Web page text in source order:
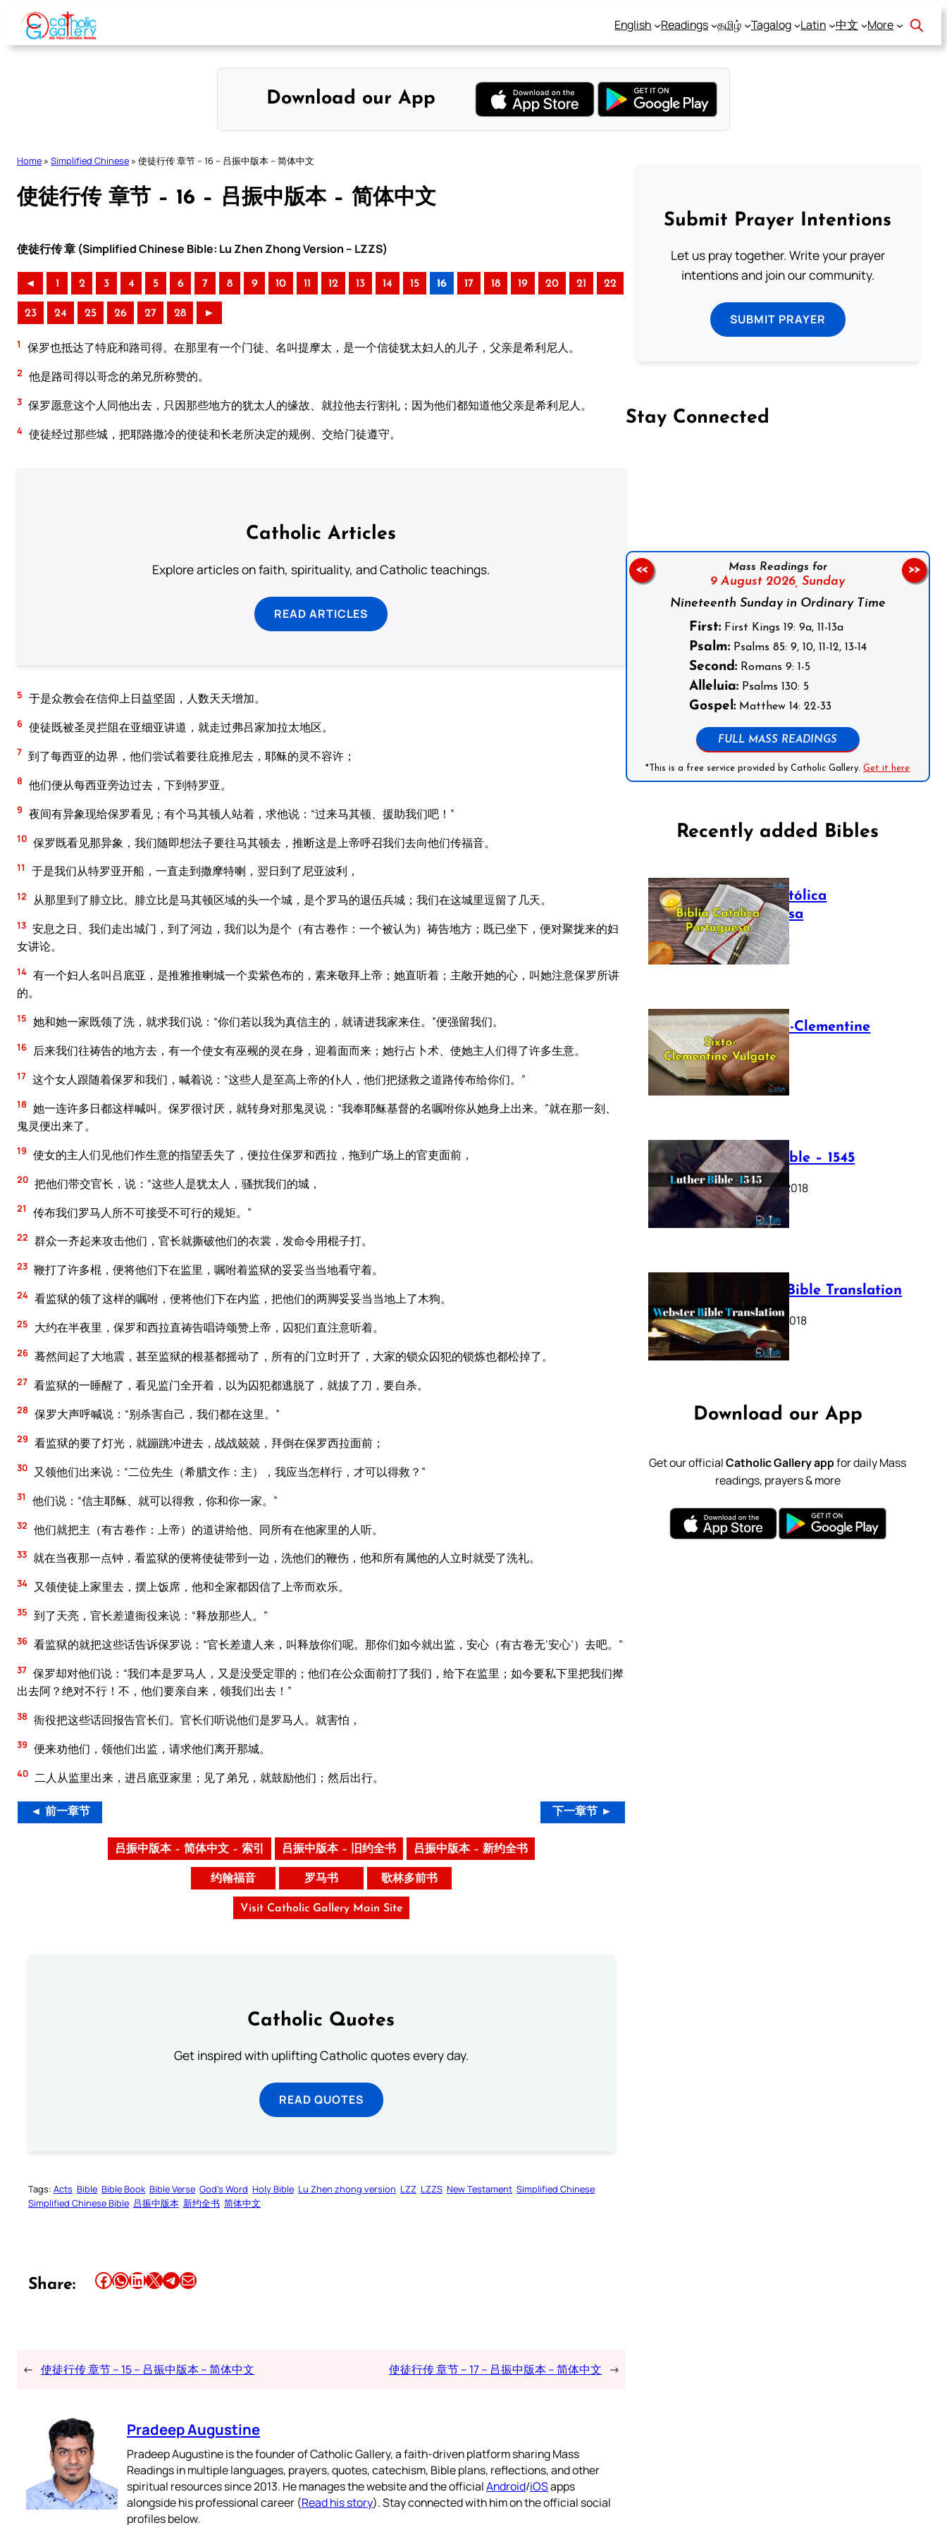
Skip
content
English Readings தமிழ் Tagalog Latin 中文 More
Download our App
Home » Simplified Chinese » 使徒行传 章节 – 16 – 吕振中版本 – 简体中文
使徒行传 章节 – 16 – 吕振中版本 – 简体中文
使徒行传 章 (Simplified Chinese Bible: Lu Zhen Zhong Version – LZZS)
◄ 1 2 3 4 5 6 7 8 9 10 11 12 13 14 15 16 17 18 19 20 21 22
23 24 25 26 27 28 ►
1 保罗也抵达了特庇和路司得。在那里有一个门徒、名叫提摩太，是一个信徒犹太妇人的儿子，父亲是希利尼人。
2 他是路司得以哥念的弟兄所称赞的。
3 保罗愿意这个人同他出去，只因那些地方的犹太人的缘故、就拉他去行割礼；因为他们都知道他父亲是希利尼人。
4 使徒经过那些城，把耶路撒冷的使徒和长老所决定的规例、交给门徒遵守。
Catholic Articles
Explore articles on faith, spirituality, and Catholic teachings.
READ ARTICLES
5 于是众教会在信仰上日益坚固，人数天天增加。
6 使徒既被圣灵拦阻在亚细亚讲道，就走过弗吕家加拉太地区。
7 到了每西亚的边界，他们尝试着要往庇推尼去，耶稣的灵不容许；
8 他们便从每西亚旁边过去，下到特罗亚。
9 夜间有异象现给保罗看见；有个马其顿人站着，求他说：“过来马其顿、援助我们吧！”
10 保罗既看见那异象，我们随即想法子要往马其顿去，推断这是上帝呼召我们去向他们传福音。
11 于是我们从特罗亚开船，一直走到撒摩特喇，翌日到了尼亚波利，
12 从那里到了腓立比。腓立比是马其顿区域的头一个城，是个罗马的退伍兵城；我们在这城里逗留了几天。
13 安息之日、我们走出城门，到了河边，我们以为是个（有古卷作：一个被认为）祷告地方；既已坐下，便对聚拢来的妇
女讲论。
14 有一个妇人名叫吕底亚，是推雅推喇城一个卖紫色布的，素来敬拜上帝；她直听着；主敞开她的心，叫她注意保罗所讲
的。
15 她和她一家既领了洗，就求我们说：“你们若以我为真信主的，就请进我家来住。”便强留我们。
16 后来我们往祷告的地方去，有一个使女有巫觋的灵在身，迎着面而来；她行占卜术、使她主人们得了许多生意。
17 这个女人跟随着保罗和我们，喊着说：“这些人是至高上帝的仆人，他们把拯救之道路传布给你们。”
18 她一连许多日都这样喊叫。保罗很讨厌，就转身对那鬼灵说：“我奉耶稣基督的名嘱咐你从她身上出来。”就在那一刻、
鬼灵便出来了。
19 使女的主人们见他们作生意的指望丢失了，便拉住保罗和西拉，拖到广场上的官吏面前，
20 把他们带交官长，说：“这些人是犹太人，骚扰我们的城，
21 传布我们罗马人所不可接受不可行的规矩。”
22 群众一齐起来攻击他们，官长就撕破他们的衣裳，发命令用棍子打。
23 鞭打了许多棍，便将他们下在监里，嘱咐着监狱的妥妥当当地看守着。
24 看监狱的领了这样的嘱咐，便将他们下在内监，把他们的两脚妥妥当当地上了木狗。
25 大约在半夜里，保罗和西拉直祷告唱诗颂赞上帝，囚犯们直注意听着。
26 蓦然间起了大地震，甚至监狱的根基都摇动了，所有的门立时开了，大家的锁众囚犯的锁炼也都松掉了。
27 看监狱的一睡醒了，看见监门全开着，以为囚犯都逃脱了，就拔了刀，要自杀。
28 保罗大声呼喊说：“别杀害自己，我们都在这里。”
29 看监狱的要了灯光，就蹦跳冲进去，战战兢兢，拜倒在保罗西拉面前；
30 又领他们出来说：“二位先生（希腊文作：主），我应当怎样行，才可以得救？”
31 他们说：“信主耶稣、就可以得救，你和你一家。”
32 他们就把主（有古卷作：上帝）的道讲给他、同所有在他家里的人听。
33 就在当夜那一点钟，看监狱的便将使徒带到一边，洗他们的鞭伤，他和所有属他的人立时就受了洗礼。
34 又领使徒上家里去，摆上饭席，他和全家都因信了上帝而欢乐。
35 到了天亮，官长差遣衙役来说：“释放那些人。”
36 看监狱的就把这些话告诉保罗说：“官长差遣人来，叫释放你们呢。那你们如今就出监，安心（有古卷无‘安心’）去吧。”
37 保罗却对他们说：“我们本是罗马人，又是没受定罪的；他们在公众面前打了我们，给下在监里；如今要私下里把我们撵
出去阿？绝对不行！不，他们要亲自来，领我们出去！”
38 衙役把这些话回报告官长们。官长们听说他们是罗马人。就害怕，
39 便来劝他们，领他们出监，请求他们离开那城。
40 二人从监里出来，进吕底亚家里；见了弟兄，就鼓励他们；然后出行。
◄ 前一章节 下一章节 ►
吕振中版本 – 简体中文 – 索引 吕振中版本 – 旧约全书 吕振中版本 – 新约全书
约翰福音 罗马书 歌林多前书
Visit Catholic Gallery Main Site
Catholic Quotes
Get inspired with uplifting Catholic quotes every day.
READ QUOTES
Tags: Acts Bible Bible Book Bible Verse God’s Word Holy Bible Lu Zhen zhong version LZZ LZZS New Testament Simplified Chinese
Simplified Chinese Bible 吕振中版本 新约全书 简体中文
Share: Share this article on Facebook Share this article on WhatsApp Share this article on LinkedIn Share this article on X Share this article on TelegramEmail this Article
← 使徒行传 章节 – 15 – 吕振中版本 – 简体中文 使徒行传 章节 – 17 – 吕振中版本 – 简体中文 →
Pradeep Augustine
Pradeep Augustine is the founder of Catholic Gallery, a faith-driven platform sharing Mass
Readings in multiple languages, prayers, quotes, catechism, Bible plans, reflections, and other
spiritual resources since 2013. He manages the website and the officialAndroid/iOSapps
alongside his professional career (Read his story). Stay connected with him on the official social
profiles below.
Submit Prayer Intentions
Let us pray together. Write your prayer
intentions and join our community.
SUBMIT PRAYER
Stay Connected
Mass Readings for
9 August 2026, Sunday
Nineteenth Sunday in Ordinary Time
First:First Kings 19: 9a, 11-13a
Psalm:Psalms 85: 9, 10, 11-12, 13-14
Second:Romans 9: 1-5
Alleluia:Psalms 130: 5
Gospel:Matthew 14: 22-33
FULL MASS READINGS
*This is a free service provided by Catholic Gallery.Get it here
<< >>
Recently added Bibles
Bíblia Católica
Portuguesa
July 16, 2025
The Sixto-Clementine
Vulgate
July 12, 2025
Luther Bible – 1545
October 17, 2018
Webster Bible Translation
October 11, 2018
Download our App
Get our officialCatholic Gallery appfor daily Mass
readings, prayers & more